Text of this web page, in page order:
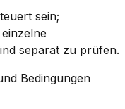
sein;
separat zu prüfen.
Bedingungen